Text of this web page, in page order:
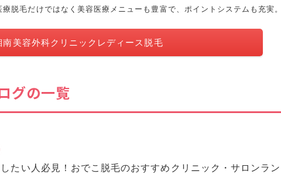
療脱毛だけではなく美容医療メニューも豊富で、ポイントシステムも充実。
南美容外科クリニックレディース脱毛
グの一覧
たい人必見！おでこ脱毛のおすすめクリニック・サロンラン